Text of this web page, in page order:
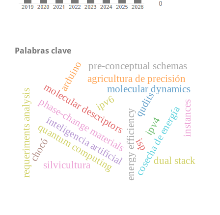
Palabras clave
cosecha de energía
ipv6
ipv4
energy efficiency
molecular descriptorsmolecular dynamics
phase-change materials
agricultura de precisión
inteligencia artificial
quantum computing
qudits
silvicultura
requeriments analysis
pre-conceptual schemas
instances
dual stack
isp
chocó
arduino